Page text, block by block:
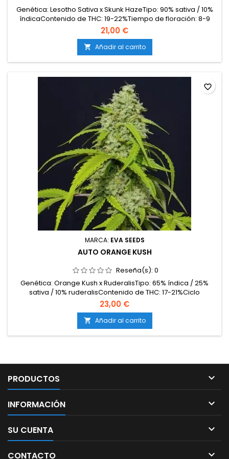
Genética: Lesotho Sativa x Skunk HazeTipo: 90% sativa / 10%
índicaContenido de THC: 19-22%Tiempo de floración: 8-9
semanas en interiorProducción en interior: 500-600
g/m²Producción en exterior: 700-1000 g/planta (lista a
principios-mediados de octubre)Altura: 90-120 cm en
interior; hasta 250-300 cm en exteriorAromas y sabores:...
21,00 €
 Añadir al carrito
MARCA: EVA SEEDS
AUTO ORANGE KUSH
Reseña(s): 0
Genética: Orange Kush x RuderalisTipo: 65% índica / 25%
sativa / 10% ruderalisContenido de THC: 17-21%Ciclo
completo: 9-10 semanas desde germinaciónProducción en
interior: 400-500 g/m²Producción en exterior: 70-130
g/plantaAltura: 70-120 cm en interior y exteriorAromas y
sabores: Intensamente cítricos, con notas de naranja y...
23,00 €
 Añadir al carrito
favorite_border
PRODUCTOS 
INFORMACIÓN 
SU CUENTA 
CONTACTO 